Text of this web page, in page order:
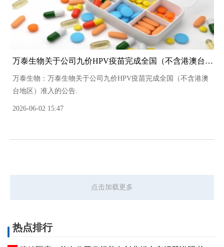
万泰生物关于公司九价HPV疫苗完成全国（不含港澳台地区）准入的公告
万泰生物：万泰生物关于公司九价HPV疫苗完成全国（不含港澳
台地区）准入的公告.
2026-06-02 15:47
点击加载更多
热点排行